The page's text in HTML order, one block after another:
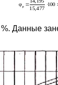
Данные